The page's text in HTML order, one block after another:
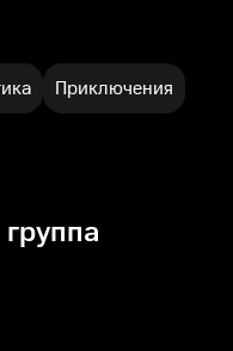
Приключения